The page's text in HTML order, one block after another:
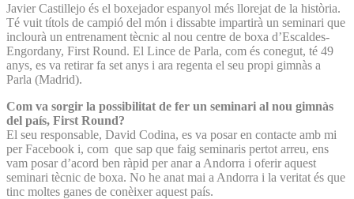
Javier Castillejo és el boxejador espanyol més llorejat de la història.
Té vuit títols de campió del món i dissabte impartirà un seminari que
inclourà un entrenament tècnic al nou centre de boxa d’Escaldes-
Engordany, First Round. El Lince de Parla, com és conegut, té 49
anys, es va retirar fa set anys i ara regenta el seu propi gimnàs a
Parla (Madrid).
Com va sorgir la possibilitat de fer un seminari al nou gimnàs
del país, First Round?
El seu responsable, David Codina, es va posar en contacte amb mi
per Facebook i, com que sap que faig seminaris pertot arreu, ens
vam posar d’acord ben ràpid per anar a Andorra i oferir aquest
seminari tècnic de boxa. No he anat mai a Andorra i la veritat és que
tinc moltes ganes de conèixer aquest país.